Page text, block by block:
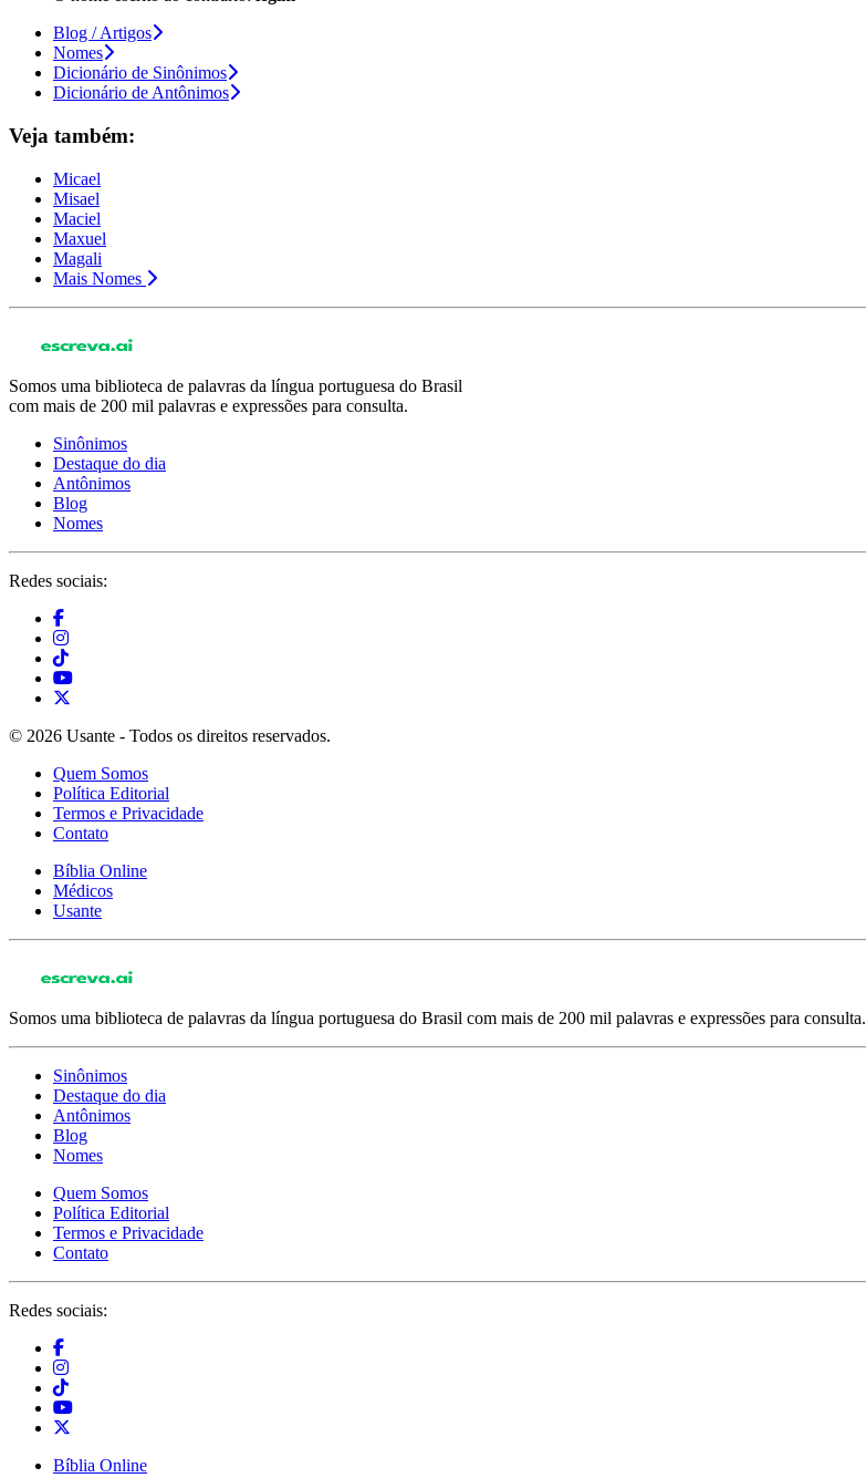
Blog / Artigos
Nomes
Dicionário de Sinônimos
Dicionário de Antônimos
Veja também:
Micael
Misael
Maciel
Maxuel
Magali
Mais Nomes
Somos uma biblioteca de palavras da língua portuguesa do Brasil
com mais de 200 mil palavras e expressões para consulta.
Sinônimos
Destaque do dia
Antônimos
Blog
Nomes
Redes sociais:
© 2026 Usante - Todos os direitos reservados.
Quem Somos
Política Editorial
Termos e Privacidade
Contato
Bíblia Online
Médicos
Usante
Somos uma biblioteca de palavras da língua portuguesa do Brasil com mais de 200 mil palavras e expressões para consulta.
Sinônimos
Destaque do dia
Antônimos
Blog
Nomes
Quem Somos
Política Editorial
Termos e Privacidade
Contato
Redes sociais:
Bíblia Online